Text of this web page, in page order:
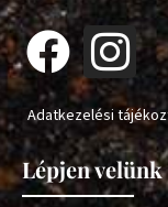
Adatkezelési
Lépjen